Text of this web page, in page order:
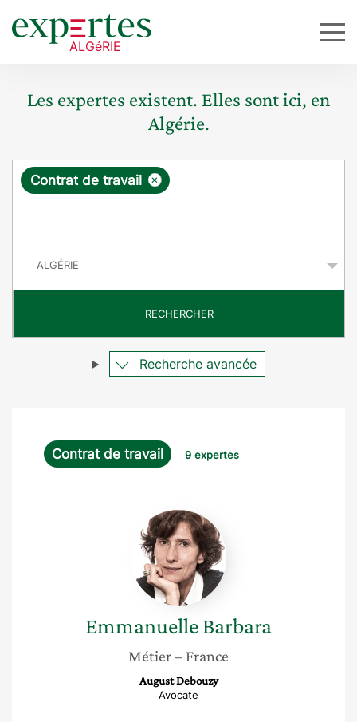
Les expertes existent. Elles sont ici, en
Algérie.
R
ê
e
×
Contrat de travail
RECHERCHER
Recherche avancée
Contrat de travail 9 expertes
Emmanuelle
Barbara
EmmanuelleBarbara
Métier– France
August Debouzy
Avocate